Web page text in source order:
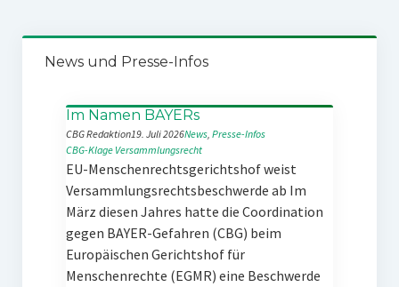
News und Presse-Infos
Im Namen BAYERs
CBG Redaktion19. Juli 2026News, Presse-Infos
CBG-Klage Versammlungsrecht
EU-Menschenrechtsgerichtshof weist
Versammlungsrechtsbeschwerde ab Im
März diesen Jahres hatte die Coordination
gegen BAYER-Gefahren (CBG) beim
Europäischen Gerichtshof für
Menschenrechte (EGMR) eine Beschwerde